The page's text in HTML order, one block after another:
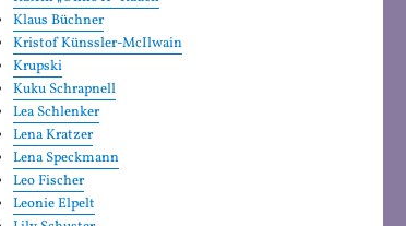
Klaus Büchner
Kristof Künssler-McIlwain
Krupski
Kuku Schrapnell
Lea Schlenker
Lena Kratzer
Lena Speckmann
Leo Fischer
Leonie Elpelt